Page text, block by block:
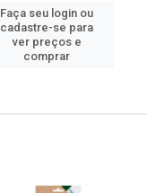
Faça seu login ou
cadastre-se para
ver preços e
comprar